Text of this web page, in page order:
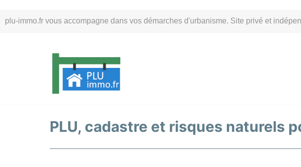
plu-immo.fr vous accompagne dans vos démarches d'urbanisme. Site privé et
au
PLU, cadastre et risques naturels